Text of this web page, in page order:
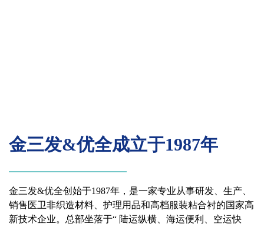
金三发&优全成立于1987年
金三发&优全创始于1987年，是一家专业从事研发、生产、
销售医卫非织造材料、护理用品和高档服装粘合衬的国家高
新技术企业。总部坐落于“ 陆运纵横、海运便利、空运快